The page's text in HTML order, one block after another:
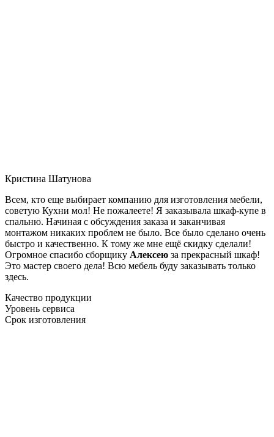
Кристина Шатунова
Всем, кто еще выбирает компанию для изготовления мебели,
советую Кухни мол! Не пожалеете! Я заказывала шкаф-купе в
спальню. Начиная с обсуждения заказа и заканчивая
монтажом никаких проблем не было. Все было сделано очень
быстро и качественно. К тому же мне ещё скидку сделали!
Огромное спасибо сборщику Алексею за прекрасный шкаф!
Это мастер своего дела! Всю мебель буду заказывать только
здесь.
Качество продукции
Уровень сервиса
Срок изготовления